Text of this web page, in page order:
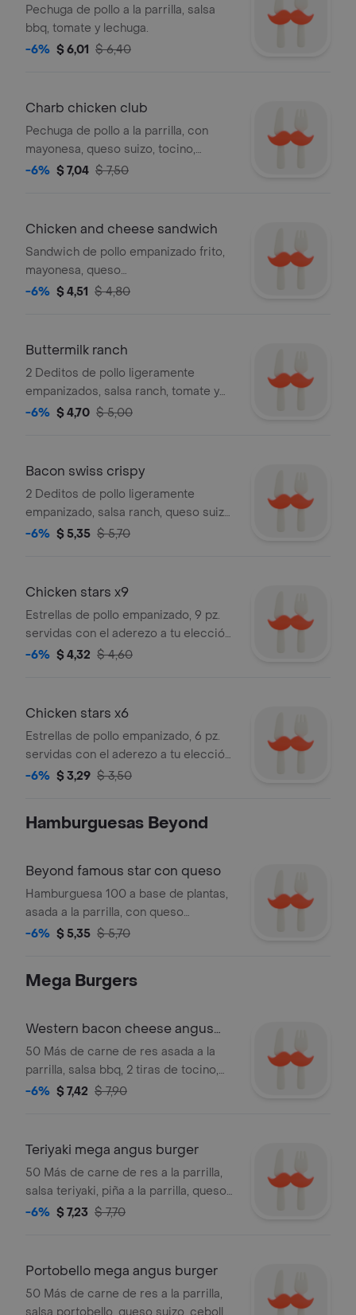
Pechuga de pollo a la parrilla, salsa
bbq, tomate y lechuga.
-6% $ 6,01 $ 6,40
Charb chicken club
Pechuga de pollo a la parrilla, con
mayonesa, queso suizo, tocino,
tomate y lechuga.
-6% $ 7,04 $ 7,50
Chicken and cheese sandwich
Sandwich de pollo empanizado frito,
mayonesa, queso
americano y lechuga.
-6% $ 4,51 $ 4,80
Buttermilk ranch
2 Deditos de pollo ligeramente
empanizados, salsa ranch, tomate y
lechuga.
-6% $ 4,70 $ 5,00
Bacon swiss crispy
2 Deditos de pollo ligeramente
empanizado, salsa ranch, queso suizo,
tocino, tomate y lechuga.
-6% $ 5,35 $ 5,70
Chicken stars x9
Estrellas de pollo empanizado, 9 pz.
servidas con el aderezo a tu elección,
honney mustard, ranch, o bbq
-6% $ 4,32 $ 4,60
Chicken stars x6
Estrellas de pollo empanizado, 6 pz.
servidas con el aderezo a tu elección
honney mustard, ranch, o bbq
-6% $ 3,29 $ 3,50
Hamburguesas Beyond
Beyond famous star con queso
Hamburguesa 100 a base de plantas,
asada a la parrilla, con queso
americano, salsa especial, lechuga,
-6% $ 5,35 $ 5,70
Mega Burgers
Western bacon cheese angus
mega burger
50 Más de carne de res asada a la
parrilla, salsa bbq, 2 tiras de tocino,
queso americano y aros de cebolla
-6% $ 7,42 $ 7,90
Teriyaki mega angus burger
50 Más de carne de res a la parrilla,
salsa teriyaki, piña a la parrilla, queso
suizo, mayonesa, cebolla morada,
-6% $ 7,23 $ 7,70
Portobello mega angus burger
50 Más de carne de res a la parrilla,